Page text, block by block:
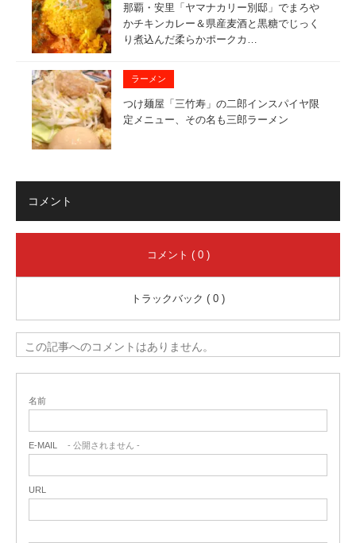
那覇・安里「ヤマナカリー別邸」でまろや
かチキンカレー＆県産麦酒と黒糖でじっく
り煮込んだ柔らかポークカ…
ラーメン
つけ麺屋「三竹寿」の二郎インスパイヤ限
定メニュー、その名も三郎ラーメン
コメント
コメント ( 0 )
トラックバック ( 0 )
この記事へのコメントはありません。
名前
E-MAIL - 公開されません -
URL